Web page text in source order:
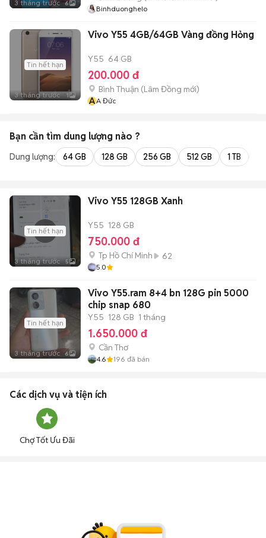
3 tháng trước 6
Binhduonghelo
Tin hết hạn
3 tháng trước 1
Vivo Y55 4GB/64GB Vàng đồng Hỏng
Y55 64 GB
200.000 đ
Bình Thuận (Lâm Đồng mới)
AA Đức
Bạn cần tìm dung lượng nào ?
Dung lượng: 64 GB 128 GB 256 GB 512 GB 1 TB
Tin hết hạn
3 tháng trước 5
Vivo Y55 128GB Xanh
Y55 128 GB
750.000 đ
Tp Hồ Chí Minh 62
5.0
Tin hết hạn
3 tháng trước 6
Vivo Y55.ram 8+4 bn 128G pin 5000
chip snap 680
Y55 128 GB 1 tháng
1.650.000 đ
Cần Thơ
4.6 196 đã bán
Các dịch vụ và tiện ích
Chợ Tốt Ưu Đãi